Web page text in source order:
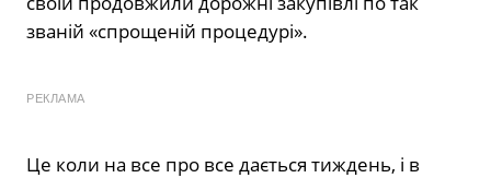
званій «спрощеній процедурі».
РЕКЛАМА
Це коли на все про все дається тиждень, і в